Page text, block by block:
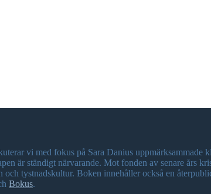
vi med fokus på Sara Danius uppmärksammade
är ständigt närvarande. Mot fonden av senare års
tystnadskultur. Boken innehåller också en
Bokus.